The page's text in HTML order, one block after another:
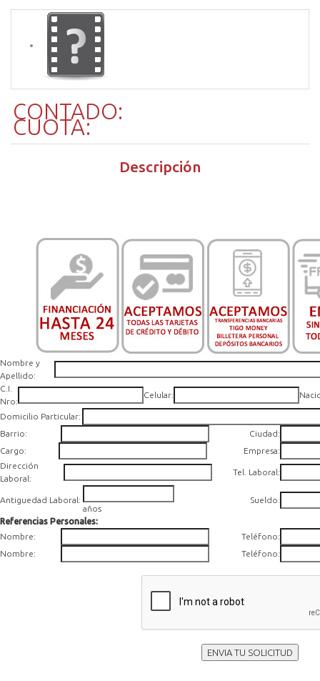
CONTADO:
CUOTA:
Descripción
Nombre y
Apellido:
C.I.
Nro:
Celular:
Domicilio Particular:
Barrio:
Ciudad:
Cargo:
Empresa:
Dirección
Laboral:
Tel. Laboral:
Antiguedad Laboral:
años
Sueldo:
Referencias Personales:
Nombre:
Teléfono:
Nombre:
Teléfono:
ENVIA TU SOLICITUD